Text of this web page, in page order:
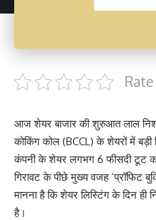
आज शेयर बाजार की शुरुआत लाल
कोकिंग कोल (BCCL) के शेयरों में बड़ी
कंपनी के शेयर लगभग 6 फीसदी टूट
गिरावट के पीछे मुख्य वजह ‘प्रॉफिट
मानना है कि शेयर लिस्टिंग के दिन ही
है।